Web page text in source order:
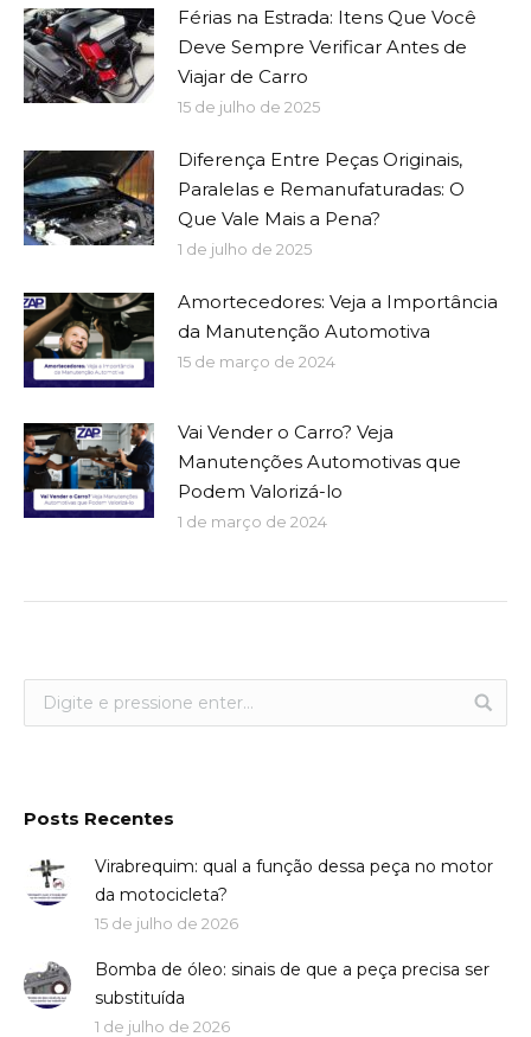
Férias na Estrada: Itens Que Você
Deve Sempre Verificar Antes de
Viajar de Carro
15 de julho de 2025
Diferença Entre Peças Originais,
Paralelas e Remanufaturadas: O
Que Vale Mais a Pena?
1 de julho de 2025
Amortecedores: Veja a Importância
da Manutenção Automotiva
15 de março de 2024
Vai Vender o Carro? Veja
Manutenções Automotivas que
Podem Valorizá-lo
1 de março de 2024
Posts Recentes
Virabrequim: qual a função dessa peça no motor
da motocicleta?
15 de julho de 2026
Bomba de óleo: sinais de que a peça precisa ser
substituída
1 de julho de 2026